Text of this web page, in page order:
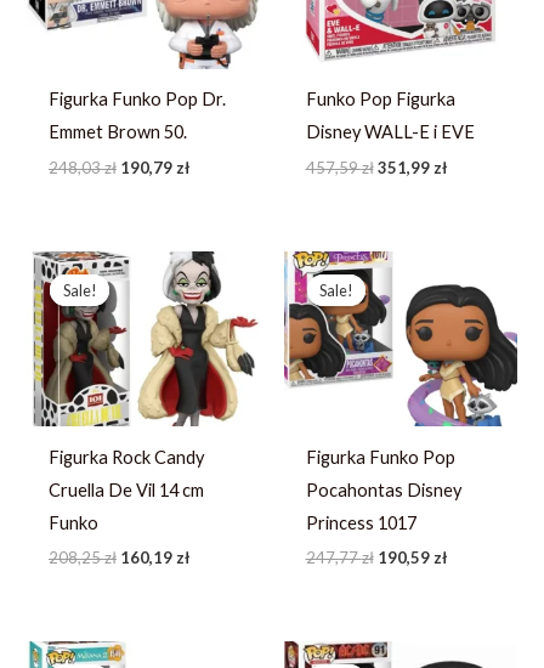
Figurka Funko Pop Dr.
Emmet Brown 50.
248,03zł 190,79 zł
Funko Pop Figurka
Disney WALL-E i EVE
457,59zł 351,99 zł
Sale!
Sale!
Figurka Rock Candy
Cruella De Vil 14 cm
Funko
208,25zł
Pierwotna
cena
wynosiła:
208,25 zł.
160,19 zł
Aktualna
cena
wynosi:
160,19 zł.
Sale!
Sale!
Figurka Funko Pop
Pocahontas Disney
Princess 1017
247,77zł
Pierwotna
wynosiła:
247,77 zł.
190,59 zł
cena
wynosi:
190,59 zł.
Pierwotna
Pierwotna